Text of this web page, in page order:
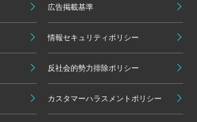
広告掲載基準
情報セキュリティポリシー
反社会的勢力排除ポリシー
カスタマーハラスメントポリシー